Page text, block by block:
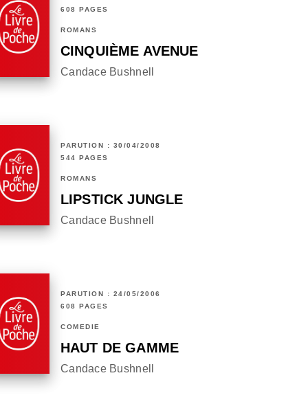
608 PAGES
ROMANS
CINQUIÈME AVENUE
Candace Bushnell
PARUTION : 30/04/2008
544 PAGES
ROMANS
LIPSTICK JUNGLE
Candace Bushnell
PARUTION : 24/05/2006
608 PAGES
COMÉDIE
HAUT DE GAMME
Candace Bushnell